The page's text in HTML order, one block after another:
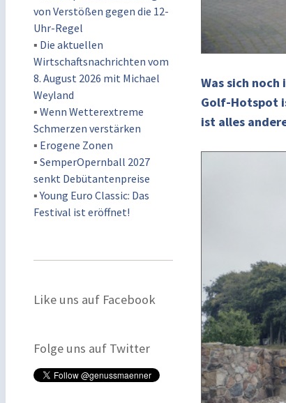
von Verstößen gegen die 12-
Uhr-Regel
▪ Die aktuellen
Wirtschaftsnachrichten vom
8. August 2026 mit Michael
Weyland
▪ Wenn Wetterextreme
Schmerzen verstärken
▪ Erogene Zonen
▪ SemperOpernball 2027
senkt Debütantenpreise
▪Young Euro Classic: Das
Festival ist eröffnet!
Like uns auf Facebook
Folge uns auf Twitter
Was sich
Golf-Hotspot
ist alles